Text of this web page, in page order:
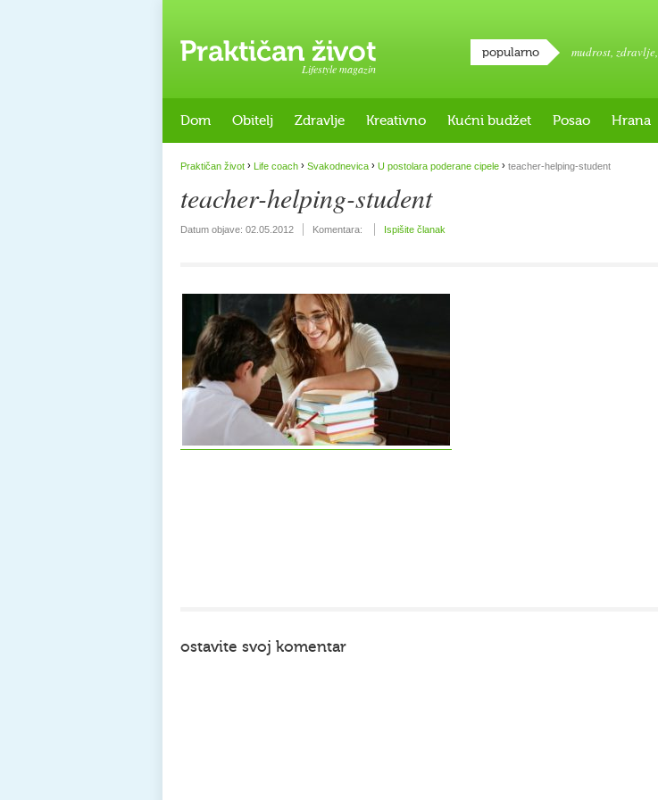
Lifestyle magazin
popularno mudrost, zdravlje,
Dom Obitelj Zdravlje Kreativno Kućni budžet Posao Hrana
Praktičan život › Life coach › Svakodnevica › U postolara poderane cipele › teacher-helping-student
teacher-helping-student
Datum objave: 02.05.2012 Komentara: Ispišite članak
ostavite svoj komentar